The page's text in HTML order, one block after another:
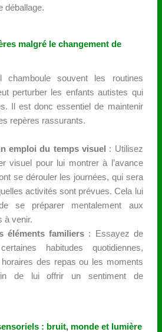
déballage.
malgré le changement de
chamboule souvent les routines
perturber les enfants autistes qui
Il est donc essentiel de maintenir
repères rassurants.
emploi du temps visuel
: Utilisez
visuel pour lui montrer à l’avance
se dérouler les journées, qui sera
activités sont prévues. Cela lui
se préparer mentalement aux
à venir.
éléments familiers : Essayez de
habitudes quotidiennes,
des repas ou les moments
de lui offrir un sentiment de
: bruit, monde et lumière